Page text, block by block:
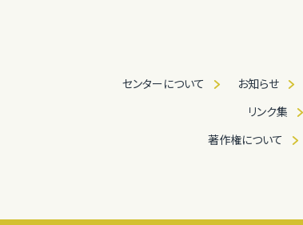
センターについて
お知らせ
リンク集
著作権について